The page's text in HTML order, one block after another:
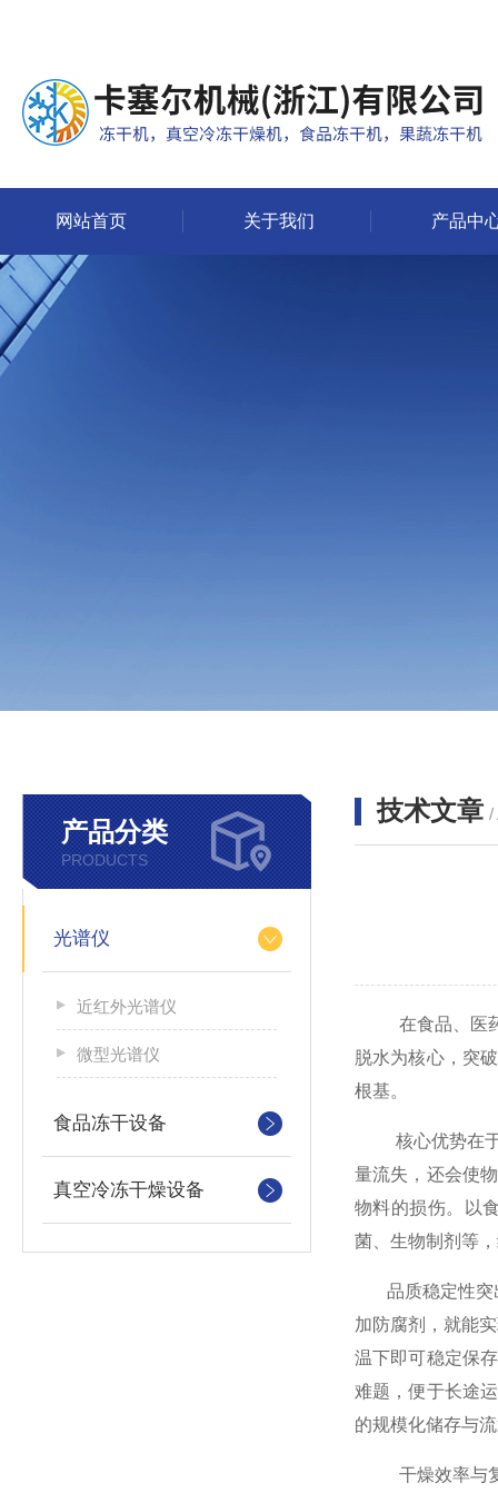
网站首页 关于我们 产品中
产品分类
PRODUCTS
光谱仪
近红外光谱仪
微型光谱仪
食品冻干设备
真空冷冻干燥设备
技术文章 /
在食品、医药
脱水为核心，突
根基。
核心优势在于
量流失，还会使
物料的损伤。以
菌、生物制剂等
品质稳定性突出
加防腐剂，就能
温下即可稳定保
难题，便于长途
的规模化储存与
干燥效率与复